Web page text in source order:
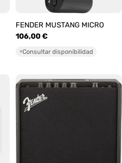
FENDER MUSTANG MICRO
Precio
106,00 €
○Consultar disponibilidad